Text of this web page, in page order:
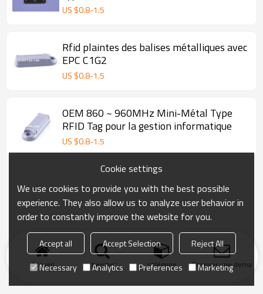
US $0.8-1.5
Rfid plaintes des balises métalliques avec
EPC C1G2
US $0.8-1.5
OEM 860 ~ 960MHz Mini-Métal Type
RFID Tag pour la gestion informatique
US $0.8-1.5
Accueil chercher catégorie Envoyer une
Cookie settings
We use cookies to provide you with the best possible
experience. They also allow us to analyze user behavior in
order to constantly improve the website for you.
Accept all Accept Selection
Reject All
Necessary
Analytics Preferences Marketing